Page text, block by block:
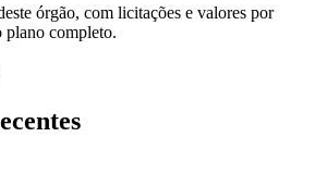
órgão, com licitações e valores por
completo.